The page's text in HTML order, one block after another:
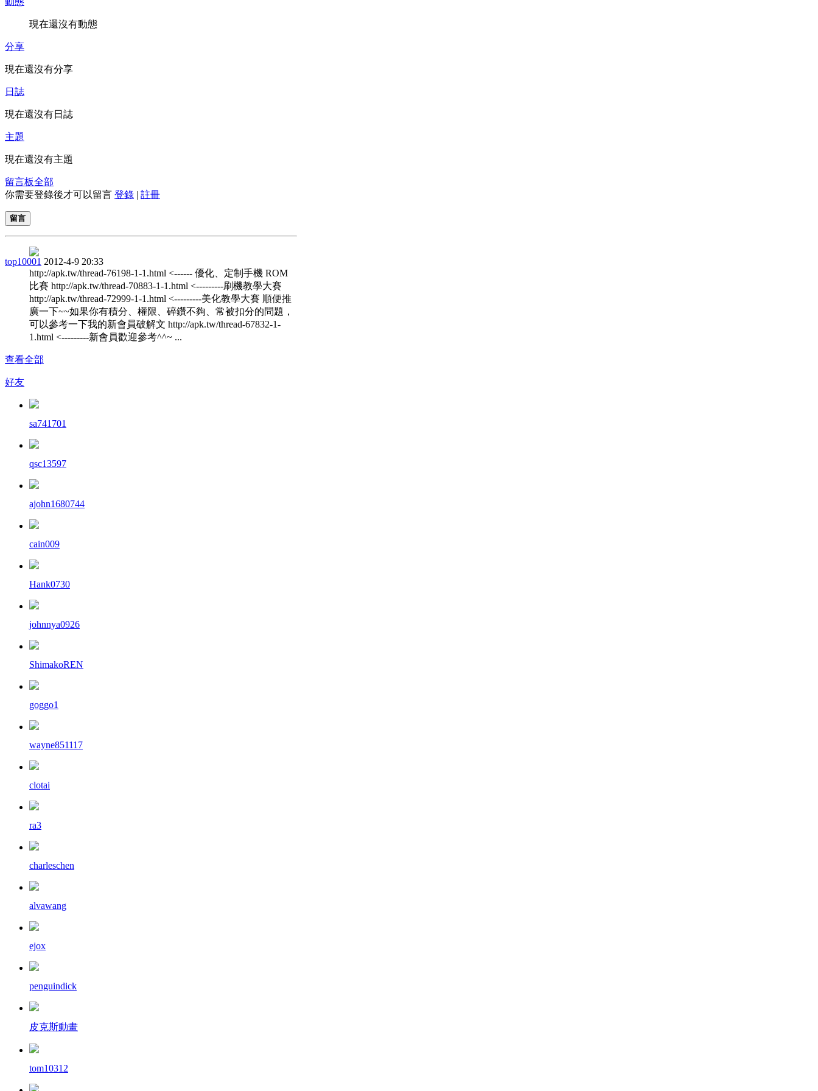
現在還沒有動態
分享
現在還沒有分享
日誌
現在還沒有日誌
主題
現在還沒有主題
留言板全部
你需要登錄後才可以留言 登錄 | 註冊
留言
top10001 2012-4-9 20:33
http://apk.tw/thread-76198-1-1.html <------ 優化、定制手機 ROM
比賽 http://apk.tw/thread-70883-1-1.html <---------刷機教學大賽
http://apk.tw/thread-72999-1-1.html <---------美化教學大賽 順便推
廣一下~~如果你有積分、權限、碎鑽不夠、常被扣分的問題，
可以參考一下我的新會員破解文 http://apk.tw/thread-67832-1-
1.html <---------新會員歡迎參考^^~ ...
查看全部
好友
sa741701
qsc13597
ajohn1680744
cain009
Hank0730
johnnya0926
ShimakoREN
goggo1
wayne851117
clotai
ra3
charleschen
alvawang
ejox
penguindick
皮克斯動畫
tom10312